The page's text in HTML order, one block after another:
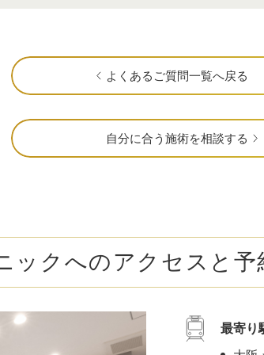
よくあるご質問一覧へ戻る
自分に合う施術を相談する
ックへのアクセスと予
最寄り